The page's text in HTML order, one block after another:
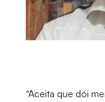
“Aceita que dói